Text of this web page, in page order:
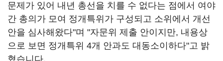
문제가 있어 내년 총선을 치를 수 없다는 점에서 여야
간 총의가 모여 정개특위가 구성되고 소위에서 개선
안을 심사해왔다"며 "자문위 제출 안이지만, 내용상
으로 보면 정개특위 4개 안과도 대동소이하다"고 밝
혔습니다.